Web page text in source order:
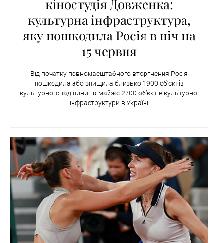
кіностудія Довженка:
культурна інфраструктура,
яку пошкодила Росія в ніч на
15 червня
Від початку повномасштабного вторгнення Росія
пошкодила або знищила близько 1900 об’єктів
культурної спадщини та майже 2700 об’єктів культурної
інфраструктури в Україні